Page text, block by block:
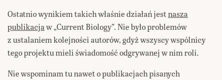
Ostatnio wynikiem takich właśnie działań jestnasza
publikacjaw „Current Biology”. Nie było problemów
z ustalaniem kolejności autorów, gdyż wszyscy wspólnicy
tego projektu mieli świadomość odgrywanej w nim roli.
Nie wspominam tu nawet o publikacjach pisanych